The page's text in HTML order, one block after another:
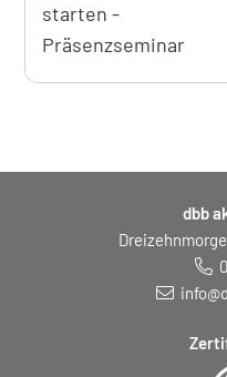
starten -
Präsenzseminar
dbb